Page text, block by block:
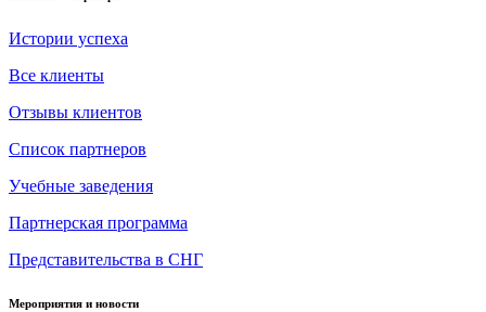
Истории успеха
Все клиенты
Отзывы клиентов
Список партнеров
Учебные заведения
Партнерская программа
Представительства в СНГ
Мероприятия и новости